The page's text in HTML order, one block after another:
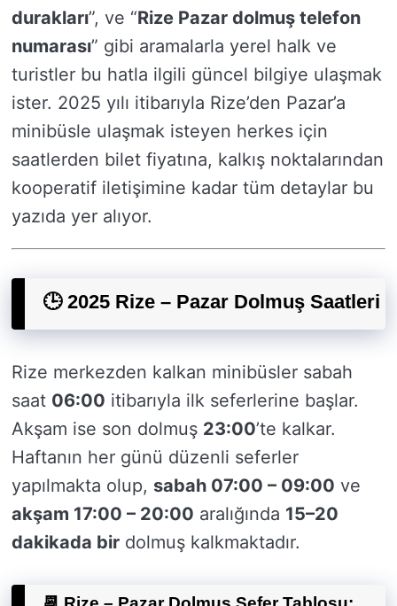
durakları”, ve “Rize Pazar dolmuş telefon
numarası” gibi aramalarla yerel halk ve
turistler bu hatla ilgili güncel bilgiye ulaşmak
ister. 2025 yılı itibarıyla Rize’den Pazar’a
minibüsle ulaşmak isteyen herkes için
saatlerden bilet fiyatına, kalkış noktalarından
kooperatif iletişimine kadar tüm detaylar bu
yazıda yer alıyor.
🕒 2025 Rize – Pazar Dolmuş Saatleri
Rize merkezden kalkan minibüsler sabah
saat 06:00 itibarıyla ilk seferlerine başlar.
Akşam ise son dolmuş 23:00’te kalkar.
Haftanın her günü düzenli seferler
yapılmakta olup, sabah 07:00 – 09:00 ve
akşam 17:00 – 20:00 aralığında 15–20
dakikada bir dolmuş kalkmaktadır.